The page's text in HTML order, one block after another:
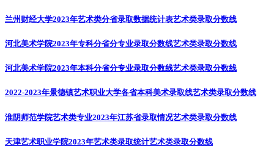
兰州财经大学2023年艺术类分省录取数据统计表艺术类录取分数线
河北美术学院2023年专科分省分专业录取分数线艺术类录取分数线
河北美术学院2023年本科分省分专业录取分数线艺术类录取分数线
2022-2023年景德镇艺术职业大学各省本科美术录取线艺术类录取分数线
淮阴师范学院艺术类专业2023年江苏省录取情况艺术类录取分数线
天津艺术职业学院2023年艺术类录取统计艺术类录取分数线